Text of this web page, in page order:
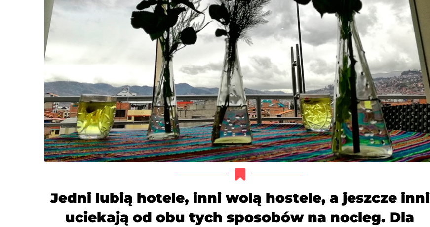
Jedni lubią hotele, inni wolą hostele, a jeszcze inni
uciekają od obu tych sposobów na nocleg. Dla